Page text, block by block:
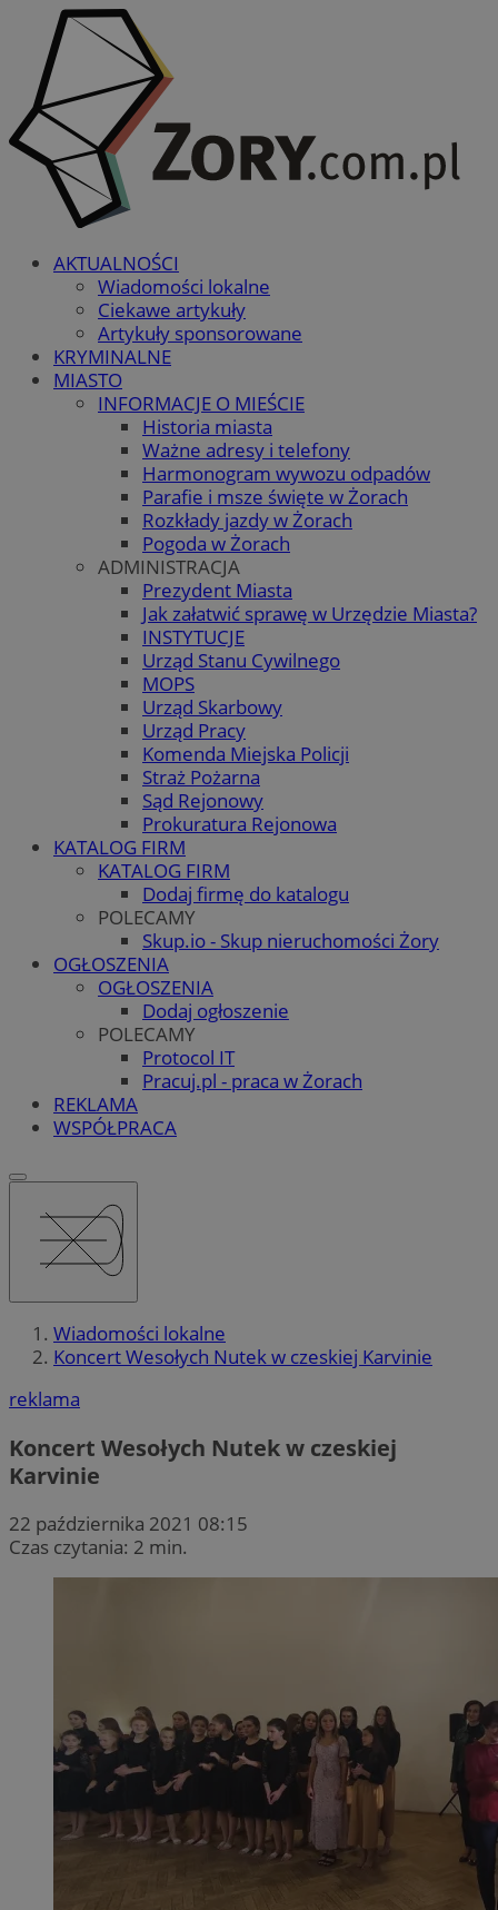
AKTUALNOŚCI
Wiadomości lokalne
Ciekawe artykuły
Artykuły sponsorowane
KRYMINALNE
MIASTO
INFORMACJE O MIEŚCIE
Historia miasta
Ważne adresy i telefony
Harmonogram wywozu odpadów
Parafie i msze święte w Żorach
Rozkłady jazdy w Żorach
Pogoda w Żorach
ADMINISTRACJA
Prezydent Miasta
Jak załatwić sprawę w Urzędzie Miasta?
INSTYTUCJE
Urząd Stanu Cywilnego
MOPS
Urząd Skarbowy
Urząd Pracy
Komenda Miejska Policji
Straż Pożarna
Sąd Rejonowy
Prokuratura Rejonowa
KATALOG FIRM
KATALOG FIRM
Dodaj firmę do katalogu
POLECAMY
Skup.io - Skup nieruchomości Żory
OGŁOSZENIA
OGŁOSZENIA
Dodaj ogłoszenie
POLECAMY
Protocol IT
Pracuj.pl - praca w Żorach
REKLAMA
WSPÓŁPRACA
Wiadomości lokalne
Koncert Wesołych Nutek w czeskiej Karvinie
reklama
Koncert Wesołych Nutek w czeskiej
Karvinie
22 października 2021 08:15
Czas czytania: 2 min.